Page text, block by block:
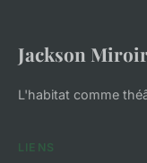
Jackson
L'habitat comme
LIENS